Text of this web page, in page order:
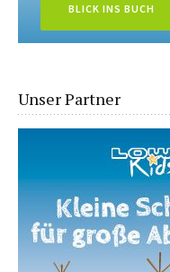
BLICK INS BUCH
Unser Partner